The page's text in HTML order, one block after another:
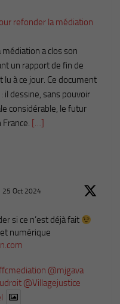
refonder la médiation
médiation a clos son
un rapport de fin de
à ce jour. Ce document
dessine, sans pouvoir
considérable, le futur
[…]
25 Oct 2024
si ce n’est déjà fait
numérique
@mjgava
@Villagejustice